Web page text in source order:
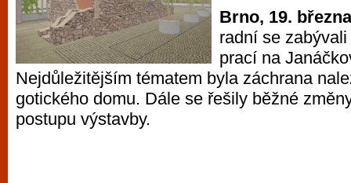
Brno, 19.
radní se
prací na
Nejdůležitějším tématem byla záchrana
gotického domu. Dále se řešily běžné
postupu výstavby.